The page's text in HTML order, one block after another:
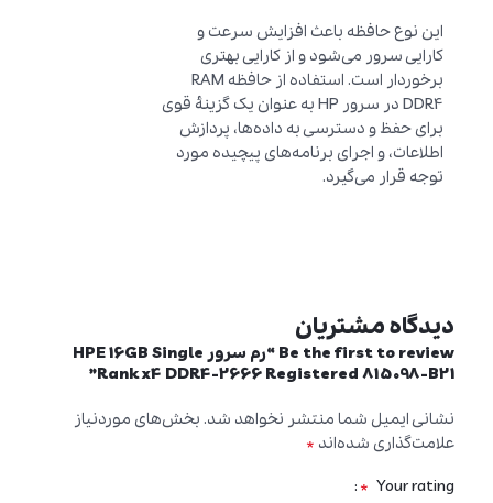
این نوع حافظه باعث افزایش سرعت و
کارایی سرور می‌شود و از کارایی بهتری
برخوردار است. استفاده از حافظه RAM
DDR4 در سرور HP به عنوان یک گزینهٔ قوی
برای حفظ و دسترسی به داده‌ها، پردازش
اطلاعات، و اجرای برنامه‌های پیچیده مورد
توجه قرار می‌گیرد.
دیدگاه مشتریان
Be the first to review “رم سرور HPE 16GB Single
Rank x4 DDR4-2666 Registered 815098-B21”
نشانی ایمیل شما منتشر نخواهد شد. بخش‌های موردنیاز
علامت‌گذاری شده‌اند *
Your rating
*